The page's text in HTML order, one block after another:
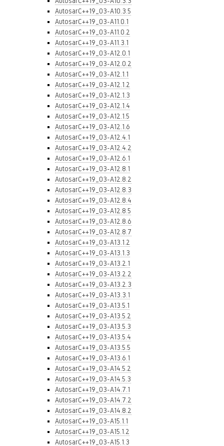
AutosarC++19_03-A10.3.5
AutosarC++19_03-A11.0.1
AutosarC++19_03-A11.0.2
AutosarC++19_03-A11.3.1
AutosarC++19_03-A12.0.1
AutosarC++19_03-A12.0.2
AutosarC++19_03-A12.1.1
AutosarC++19_03-A12.1.2
AutosarC++19_03-A12.1.3
AutosarC++19_03-A12.1.4
AutosarC++19_03-A12.1.5
AutosarC++19_03-A12.1.6
AutosarC++19_03-A12.4.1
AutosarC++19_03-A12.4.2
AutosarC++19_03-A12.6.1
AutosarC++19_03-A12.8.1
AutosarC++19_03-A12.8.2
AutosarC++19_03-A12.8.3
AutosarC++19_03-A12.8.4
AutosarC++19_03-A12.8.5
AutosarC++19_03-A12.8.6
AutosarC++19_03-A12.8.7
AutosarC++19_03-A13.1.2
AutosarC++19_03-A13.1.3
AutosarC++19_03-A13.2.1
AutosarC++19_03-A13.2.2
AutosarC++19_03-A13.2.3
AutosarC++19_03-A13.3.1
AutosarC++19_03-A13.5.1
AutosarC++19_03-A13.5.2
AutosarC++19_03-A13.5.3
AutosarC++19_03-A13.5.4
AutosarC++19_03-A13.5.5
AutosarC++19_03-A13.6.1
AutosarC++19_03-A14.5.2
AutosarC++19_03-A14.5.3
AutosarC++19_03-A14.7.1
AutosarC++19_03-A14.7.2
AutosarC++19_03-A14.8.2
AutosarC++19_03-A15.1.1
AutosarC++19_03-A15.1.2
AutosarC++19_03-A15.1.3